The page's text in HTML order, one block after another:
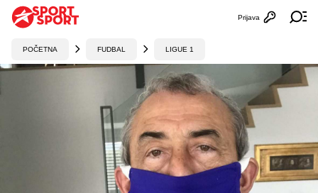
Otvori
Prijava
POČETNA FUDBAL LIGUE 1